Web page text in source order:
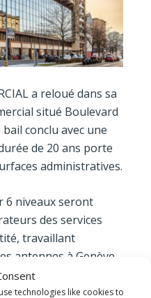
technologies like cookies to
a reloué dans sa
situé Boulevard
conclu avec une
de 20 ans porte
administratives.
6 niveaux seront
des services
travaillant
antennes à Genève.
durée de 20 ans.